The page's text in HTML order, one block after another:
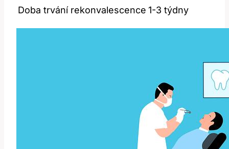
Doba trvání rekonvalescence 1-3 týdny